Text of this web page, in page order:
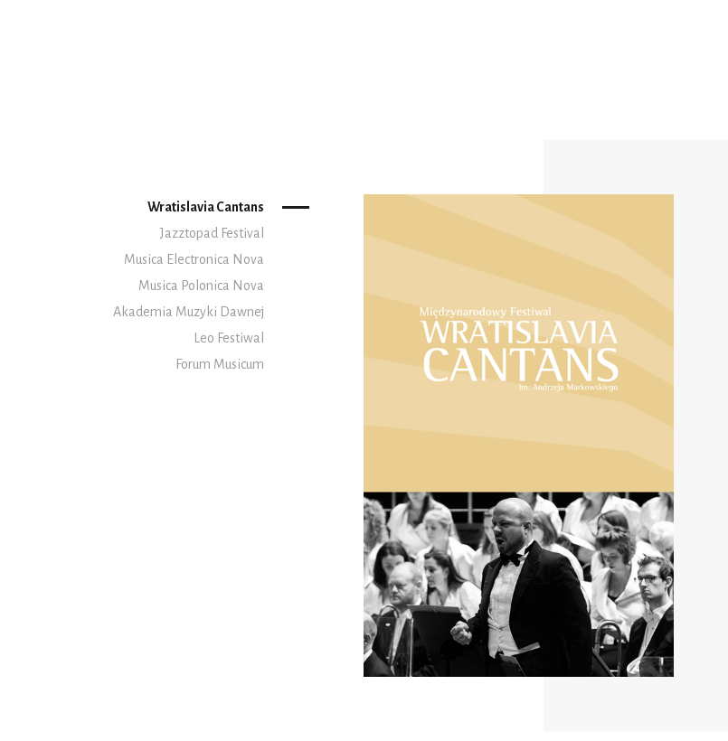
Wratislavia Cantans
Jazztopad Festival
Musica Electronica Nova
Musica Polonica Nova
Akademia Muzyki Dawnej
Leo Festiwal
Forum Musicum